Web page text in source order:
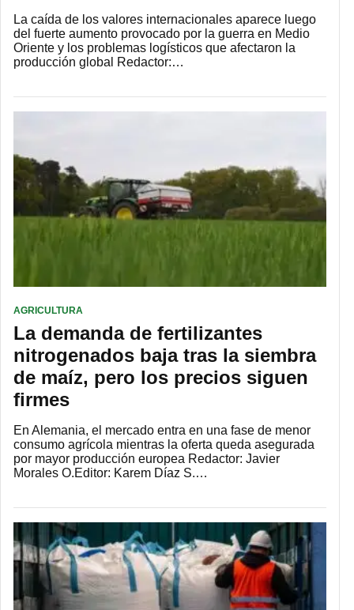
La caída de los valores internacionales aparece luego
del fuerte aumento provocado por la guerra en Medio
Oriente y los problemas logísticos que afectaron la
producción global Redactor:…
AGRICULTURA
La demanda de fertilizantes
nitrogenados baja tras la siembra
de maíz, pero los precios siguen
firmes
En Alemania, el mercado entra en una fase de menor
consumo agrícola mientras la oferta queda asegurada
por mayor producción europea Redactor: Javier
Morales O.Editor: Karem Díaz S.…